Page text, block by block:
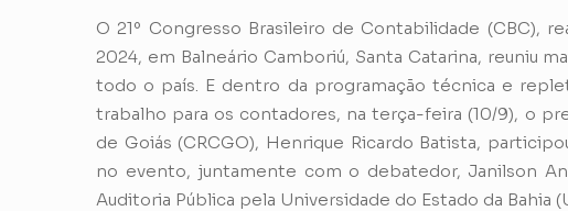
O 21º Congresso Brasileiro de Contabilidade (CBC),
2024, em Balneário Camboriú, Santa Catarina, reuniu
todo o país. E dentro da programação técnica e
trabalho para os contadores, na terça-feira (10/9), o
de Goiás (CRCGO), Henrique Ricardo Batista,
no evento, juntamente com o debatedor, Janilson
Auditoria Pública pela Universidade do Estado da Bahia